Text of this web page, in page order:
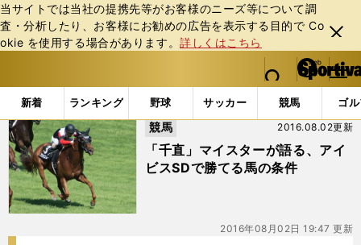
当サイトでは当社の提携先等がお客様のニーズ等について調
査・分析したり、お客様にお勧めの広告を表⽰する⽬的で Co
okie を使⽤する場合があります。詳しくはこちら
閉じ
る
web Sportiva (webスポルティーバ)
検索
マイペ
ー
ジ
メニュ
新着 ランキング 野球 サッカー 競馬 ゴ
b
ス
ポ
ル
テ
ィ
ー
バ
「#プリンセスムーン」の最新ニュース・ 情報
「千直」マイスターが語る、アイ
ビスSDで勝てる馬の条件
2016.08.02更新
競馬
2016年08月02日 19:47 更新